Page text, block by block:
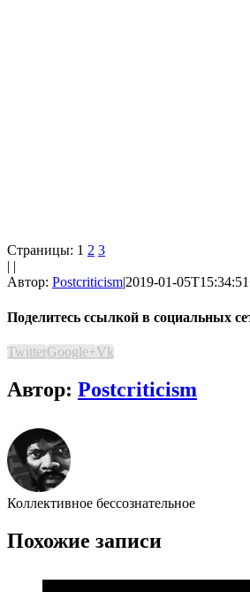
Страницы: 1 2 3
| |
Автор: Postcriticism|2019-01-
Поделитесь ссылкой в социальных
TwitterGoogle+Vk
Автор: Postcriticism
Коллективное бессознательное
Похожие записи